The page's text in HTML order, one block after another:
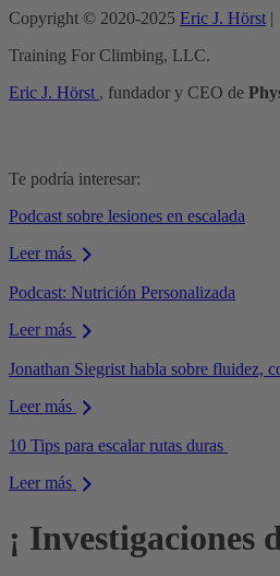
Copyright © 2020-2025 Eric J. Hörst |
Training For Climbing, LLC.
Eric J. Hörst , fundador y CEO de
Te podría interesar:
Podcast sobre lesiones en escalada
Leer más
Podcast: Nutrición Personalizada
Leer más
Jonathan Siegrist habla sobre fluidez,
Leer más
10 Tips para escalar rutas duras
Leer más
¡ Investigaciones